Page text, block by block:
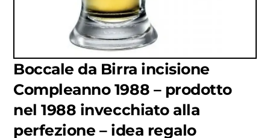
Boccale da Birra incisione
Compleanno 1988 – prodotto
nel 1988 invecchiato alla
perfezione – idea regalo